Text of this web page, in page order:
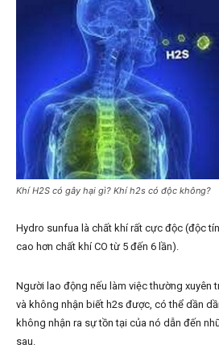
Khí H2S có gây hại gì? Khí h2s có độc không?
Hydro sunfua là chất khí rất cực độc (độc
cao hơn chất khí CO từ 5 đến 6 lần).
Người lao động nếu làm việc thường xuyên
và không nhận biết h2s được, có thể dần
không nhận ra sự tồn tại của nó dẫn đến
sau.